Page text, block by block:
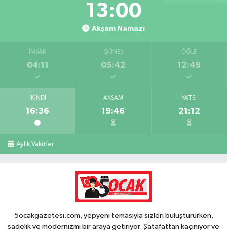
12:59
Akşam Namazı
İMSAK
04:11
GÜNEŞ
05:42
ÖĞLE
12:49
İKINDI
16:36
AKŞAM
19:46
YATSI
21:12
Aylık Vakitler
5ocakgazetesi.com, yepyeni temasıyla sizleri buluştururken,
sadelik ve modernizmi bir araya getiriyor. Şatafattan kaçınıyor ve